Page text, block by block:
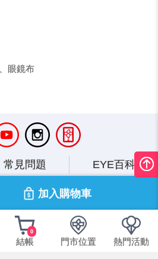
加入購物車
眼鏡布
0
結帳 門市位置 熱門活動
常見問題 EYE百科
區新台五路一段97號17樓之7
opt.com.tw
服專線： 0800-251-257